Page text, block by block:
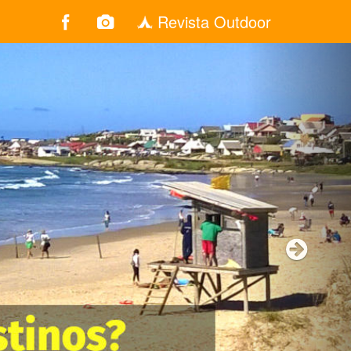
Revista Outdoor